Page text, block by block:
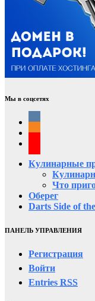
Мы в соцсетях
Кулинарные
Что
Оберег
Darts Side of
ПАНЕЛЬ УПРАВЛЕНИЯ
Регистрация
Войти
Entries RSS